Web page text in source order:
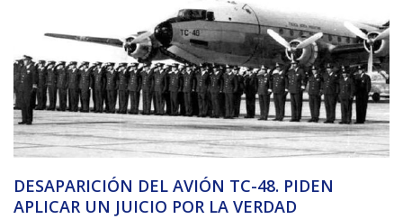
DESAPARICIÓN DEL AVIÓN TC-48. PIDEN
APLICAR UN JUICIO POR LA VERDAD